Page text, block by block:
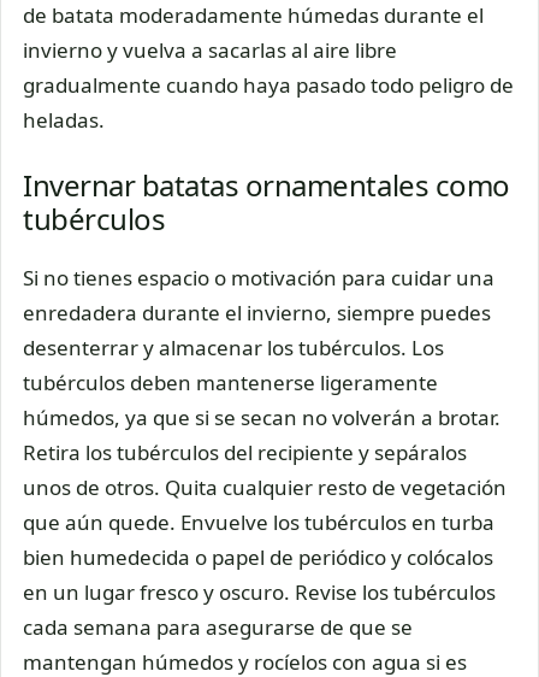
de batata moderadamente húmedas durante el
invierno y vuelva a sacarlas al aire libre
gradualmente cuando haya pasado todo peligro de
heladas.
Invernar batatas ornamentales como
tubérculos
Si no tienes espacio o motivación para cuidar una
enredadera durante el invierno, siempre puedes
desenterrar y almacenar los tubérculos. Los
tubérculos deben mantenerse ligeramente
húmedos, ya que si se secan no volverán a brotar.
Retira los tubérculos del recipiente y sepáralos
unos de otros. Quita cualquier resto de vegetación
que aún quede. Envuelve los tubérculos en turba
bien humedecida o papel de periódico y colócalos
en un lugar fresco y oscuro. Revise los tubérculos
cada semana para asegurarse de que se
mantengan húmedos y rocíelos con agua si es